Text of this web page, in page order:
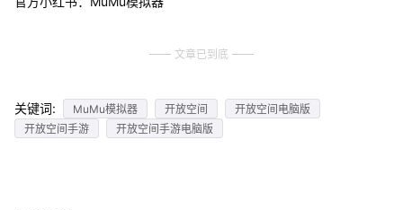
文章已到底
关键词: MuMu模拟器 开放空间
开放空间电脑版
开放空间手游
开放空间手游电脑版